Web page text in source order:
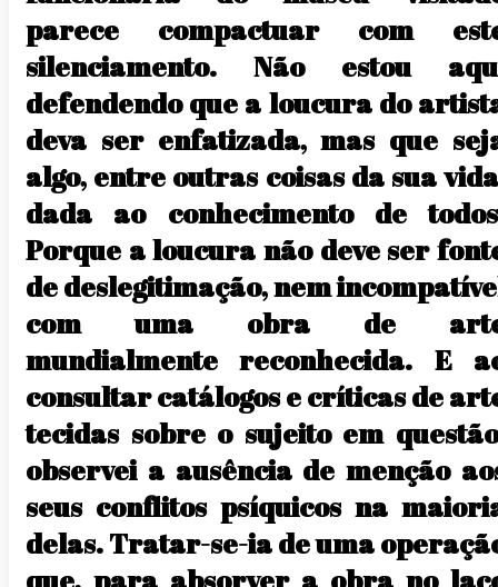
parece compactuar com
silenciamento. Não estou
defendendo que a loucura do
deva ser enfatizada, mas que
algo, entre outras coisas da sua
dada ao conhecimento de
Porque a loucura não deve ser
de deslegitimação, nem
com uma obra de
mundialmente reconhecida. E
consultar catálogos e críticas de
tecidas sobre o sujeito em
observei a ausência de menção
seus conflitos psíquicos na
delas. Tratar-se-ia de uma